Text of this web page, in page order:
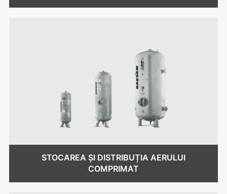
STOCAREA ȘI DISTRIBUȚIA AERULUI
COMPRIMAT